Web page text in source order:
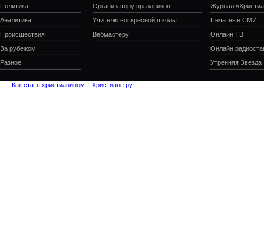
Политика
Аналитика
Происшествия
За рубежом
Разное
Организатору праздников
Учителю воскресной школы
Вебмастеру
Журнал
Печатные СМИ
Онлайн ТВ
Онлайн
Утренняя Звезда
Как стать христианином – Христиане.ру